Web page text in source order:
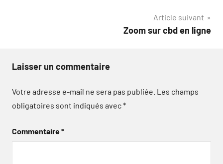
Article suivant
Zoom sur cbd en ligne
Laisser un commentaire
Votre adresse e-mail ne sera pas publiée. Les champs
obligatoires sont indiqués avec*
Commentaire*